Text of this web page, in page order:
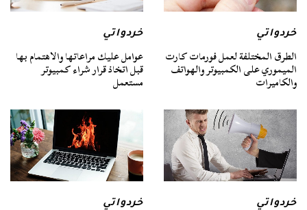
خردواتي
الطرق المختلفة لعمل فورمات كارت
الميموري على الكمبيوتر والهواتف
والكاميرات
خردواتي
عوامل عليك مراعاتها والاهتمام بها
قبل اتخاذ قرار شراء كمبيوتر
مستعمل
خردواتي خردواتي